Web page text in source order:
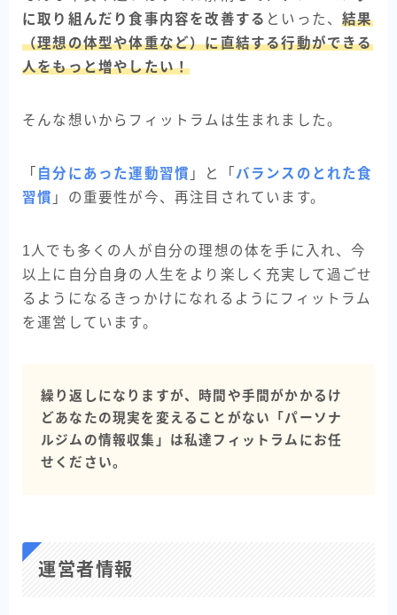
に取り組んだり食事内容を改善する といった、結果
（理想の体型や体重など）に直結する行動ができる
人をもっと増やしたい！
そんな想いからフィットラムは生まれました。
「 自分にあった運動習慣 」と「 バランスのとれた食
習慣 」の重要性が今、再注目されています。
1人でも多くの人が自分の理想の体を手に入れ、今
以上に自分自身の人生をより楽しく充実して過ごせ
るようになるきっかけになれるようにフィットラム
を運営しています。
繰り返しになりますが、時間や手間がかかるけ
どあなたの現実を変えることがない「パーソナ
ルジムの情報収集」は私達フィットラムにお任
せください。
運営者情報